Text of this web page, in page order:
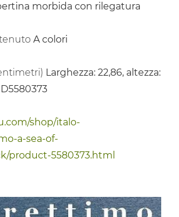
morbida con rilegatura
A colori
Larghezza: 22,86, altezza:
shop/italo-
a-sea-of-
product-5580373.html